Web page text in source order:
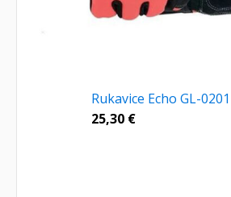
Rukavice Echo GL-
25,30 €